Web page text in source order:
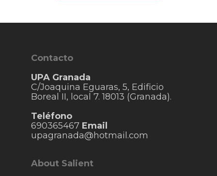
Contacto
UPA Granada
C/Joaquina Eguaras, 5, Edificio
Boreal II, local 7. 18013 (Granada).
Teléfono
690365467 Email
upagranada@hotmail.com
About Salient